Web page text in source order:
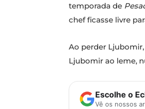
temporada de
chef ficasse livre
Ao perder
Ljubomir ao leme,
Escolhe o
Vê os nossos